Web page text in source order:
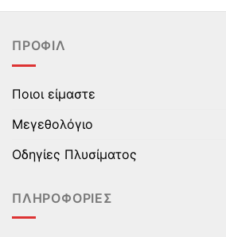
έχει
παραλλαγές.
Οι
μπορούν
επιλεγούν
στη
σελίδα
προϊόντος
έχει
ΠΡΟΦΊΛ
Ποιοι είμαστε
Μεγεθολόγιο
Οδηγίες Πλυσίματος
ΠΛΗΡΟΦΟΡΊΕΣ